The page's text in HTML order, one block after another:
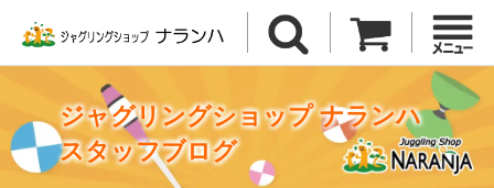
ジャグリングショップ ナランハ
スタッフブログ